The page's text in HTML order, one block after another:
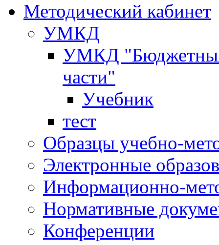
Методический кабинет
УМКД
УМКД "Бюджетный
части"
Учебник
тест
Образцы учебно-
Электронные
Информационно-
Нормативные
Конференции